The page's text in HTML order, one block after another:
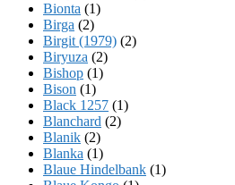
Bionta (1)
Birga (2)
Birgit (1979) (2)
Biryuza (2)
Bishop (1)
Bison (1)
Black 1257 (1)
Blanchard (2)
Blanik (2)
Blanka (1)
Blaue Hindelbank (1)